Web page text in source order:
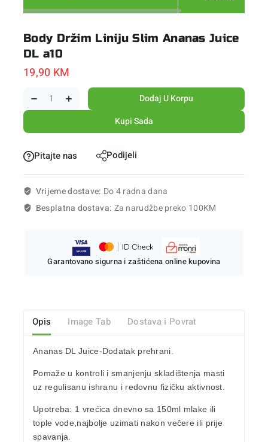
Body Držim Liniju Slim Ananas Juice
DL a10
19,90 KM
Dodaj U Korpu
Kupi Sada
Pitajte nas Podijeli
Vrijeme dostave: Do 4 radna dana
Besplatna dostava: Za narudžbe preko 100KM
Garantovano sigurna i zaštićena online kupovina
Opis Image Tab Dostava i Povrat
Ananas DL Juice-Dodatak prehrani.
Pomaže u kontroli i smanjenju skladištenja masti
uz regulisanu ishranu i redovnu fizičku aktivnost.
Upotreba: 1 vrećica dnevno sa 150ml mlake ili
tople vode,najbolje uzimati nakon večere ili prije
spavanja.